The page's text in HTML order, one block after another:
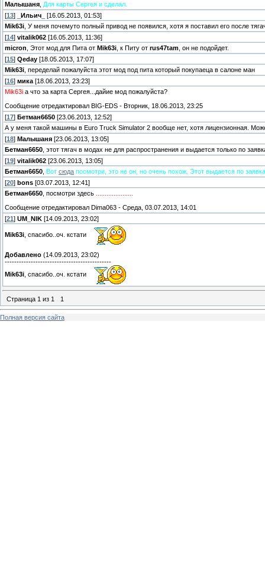
Малышаня Для карты Сергея и сделал.
[13] _Ильич_
[16.05.2013, 01:53]
Mik63i , У меня почемуто полный привод не появился, хотя я поставил его после
[14] vitalik062 [16.05.2013, 11:36]
micron , Этот мод для Пита от Mik63i , к Питу от rus47tam , он не подойдет.
[15] Qeday [18.05.2013, 17:07]
Mik63i , переделай пожалуйста этот мод под пита который покупаеца в салоне ман
[16] мика [18.06.2013, 23:23]
Mik63i а что за карта Сергея...дайие мод пожалуйста?
Сообщение отредактировал BIG-EDS - Вторник, 18.06.2013, 23:25
[17] Бетман6650 [23.06.2013, 12:52]
А у меня такой машины в Euro Truck Simulator 2 вообще нет, хотя лицензионная.
[18] Малышаня [23.06.2013, 13:05]
Бетман6650 , этот тягач в модах не для распространения и выдается только по
[19] vitalik062 [23.06.2013, 13:05]
Бетман6650
Вот сюда посмотри, это не он, но очень похож. Этот выдается по
[20] bons [03.07.2013, 12:41]
Бетман6650 , посмотри здесь
Сообщение отредактировал Dima063 - Среда, 03.07.2013, 14:01
[21 ] UM_NIK [14.09.2013, 23:02]
Mik63i , спасибо..оч. кстати
Добавлено (14.09.2013, 23:02)
---------------------------------------------
Mik63i , спасибо..оч. кстати
Страница 1 из 1 1
Полная версия сайта